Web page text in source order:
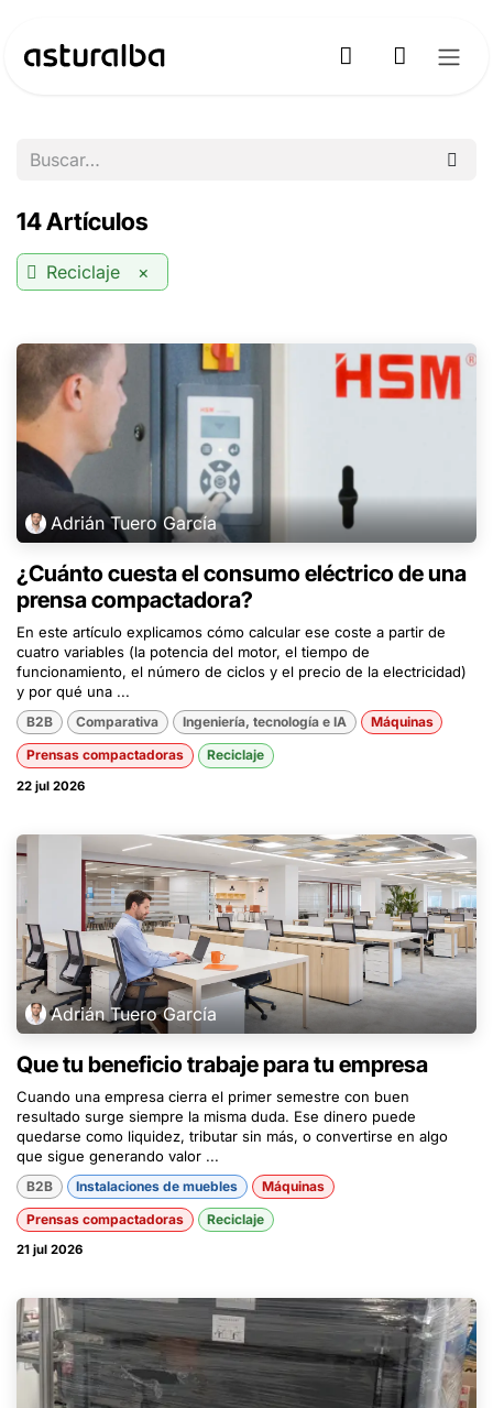
14 Artículos
Reciclaje ×
Adrián Tuero García
¿Cuánto cuesta el consumo eléctrico de una
prensa compactadora?
En este artículo explicamos cómo calcular ese coste a partir de
cuatro variables (la potencia del motor, el tiempo de
funcionamiento, el número de ciclos y el precio de la electricidad)
y por qué una ...
B2B Comparativa Ingeniería, tecnología e IA Máquinas
Prensas compactadoras Reciclaje
22 jul 2026
Adrián Tuero García
Que tu beneficio trabaje para tu empresa
Cuando una empresa cierra el primer semestre con buen
resultado surge siempre la misma duda. Ese dinero puede
quedarse como liquidez, tributar sin más, o convertirse en algo
que sigue generando valor ...
B2B Instalaciones de muebles Máquinas
Prensas compactadoras Reciclaje
21 jul 2026